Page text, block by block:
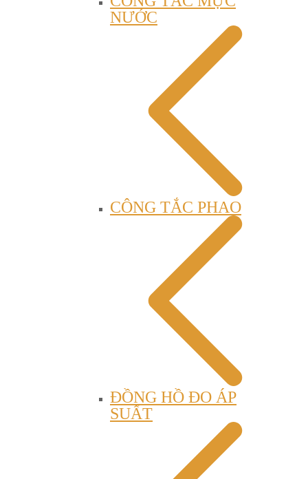
NƯỚC
CÔNG TẮC PHAO
ĐỒNG HỒ ĐO ÁP
SUẤT